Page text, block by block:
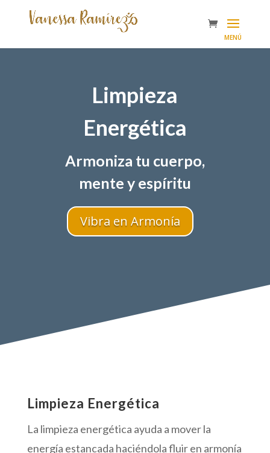
Limpieza
Energética
Armoniza tu cuerpo,
mente y espíritu
Vibra en Armonía
Limpieza Energética
La limpieza energética ayuda a mover la
energía estancada haciéndola fluir en armonía